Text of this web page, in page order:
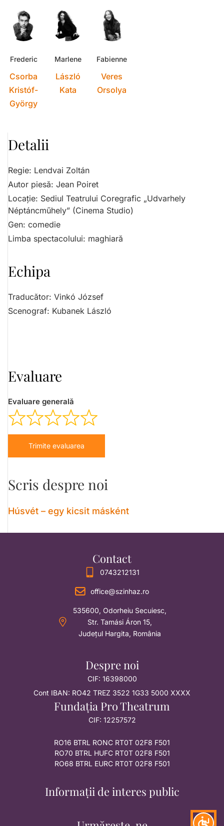
Frederic
Csorba
Kristóf-
György
Marlene
László
Kata
Fabienne
Veres
Orsolya
Detalii
Regie: Lendvai Zoltán
Autor piesă: Jean Poiret
Locație: Sediul Teatrului Coregrafic „Udvarhely
Néptáncműhely” (Cinema Studio)
Gen: comedie
Limba spectacolului: maghiară
Echipa
Traducător: Vinkó József
Scenograf: Kubanek László
Evaluare
Evaluare generală
Trimite evaluarea
Scris despre noi
Húsvét – egy kicsit másként
Contact
0743212131
office@szinhaz.ro
535600, Odorheiu Secuiesc,
Str. Tamási Áron 15,
Județul Hargita, România
Despre noi
CIF: 16398000
Cont IBAN: RO42 TREZ 3522 1G33 5000 XXXX
Fundația Pro Theatrum
CIF: 12257572
RO16 BTRL RONC RT0T 02F8 F501
RO70 BTRL HUFC RT0T 02F8 F501
RO68 BTRL EURC RT0T 02F8 F501
Informații de interes public